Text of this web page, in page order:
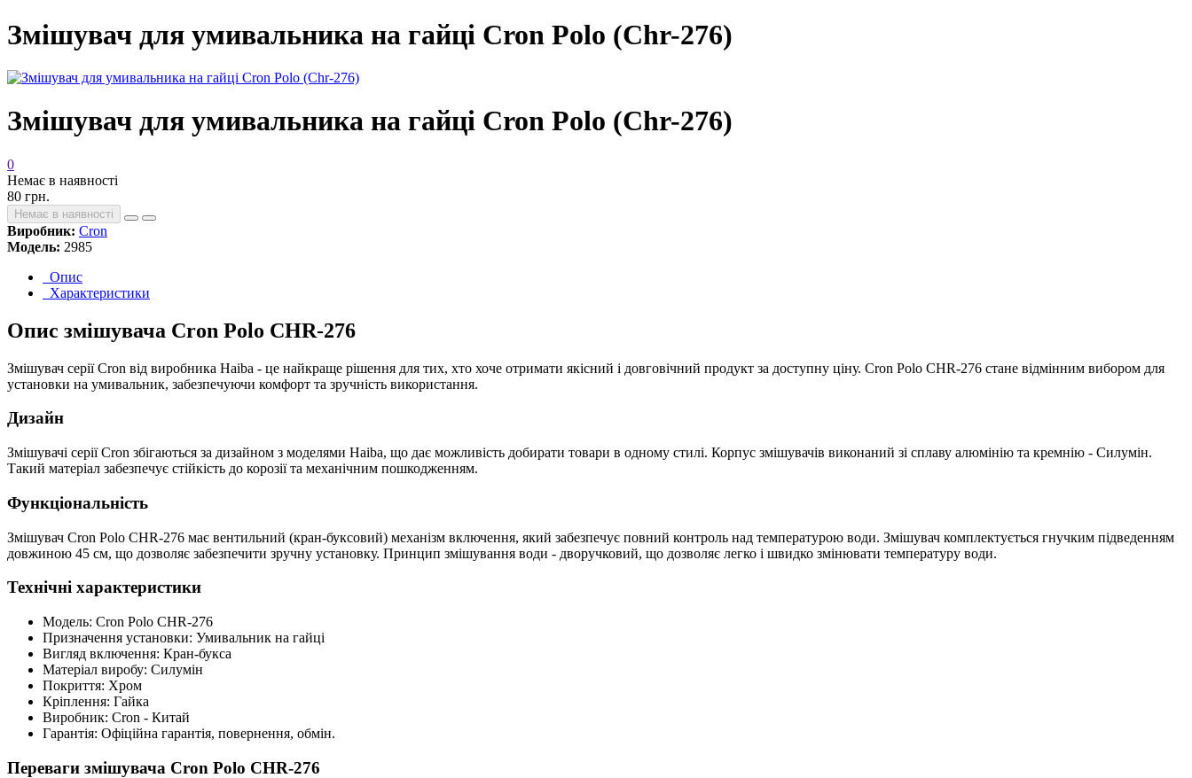
Змішувач для умивальника на гайці Cron Polo (Chr-276)
Змішувач для умивальника на гайці Cron Polo (Chr-276)
0
Немає в наявності
80 грн.
Немає в наявності
Виробник: Cron
Модель: 2985
Опис
Характеристики
Опис змішувача Cron Polо CHR-276
Змішувач серії Cron від виробника Haiba - це найкраще рішення для тих, хто хоче отримати якісний і довговічний продукт за доступну ціну. Cron Polо CHR-276 стане відмінним вибором для
установки на умивальник, забезпечуючи комфорт та зручність використання.
Дизайн
Змішувачі серії Cron збігаються за дизайном з моделями Haiba, що дає можливість добирати товари в одному стилі. Корпус змішувачів виконаний зі сплаву алюмінію та кремнію - Силумін.
Такий матеріал забезпечує стійкість до корозії та механічним пошкодженням.
Функціональність
Змішувач Cron Polо CHR-276 має вентильний (кран-буксовий) механізм включення, який забезпечує повний контроль над температурою води. Змішувач комплектується гнучким підведенням
довжиною 45 см, що дозволяє забезпечити зручну установку. Принцип змішування води - дворучковий, що дозволяє легко і швидко змінювати температуру води.
Технічні характеристики
Модель: Cron Polо CHR-276
Призначення установки: Умивальник на гайці
Вигляд включення: Кран-букса
Матеріал виробу: Силумін
Покриття: Хром
Кріплення: Гайка
Виробник: Cron - Китай
Гарантія: Офіційна гарантія, повернення, обмін.
Переваги змішувача Cron Polо CHR-276